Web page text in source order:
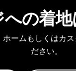
の着地
ームもしくはカ
ださい。